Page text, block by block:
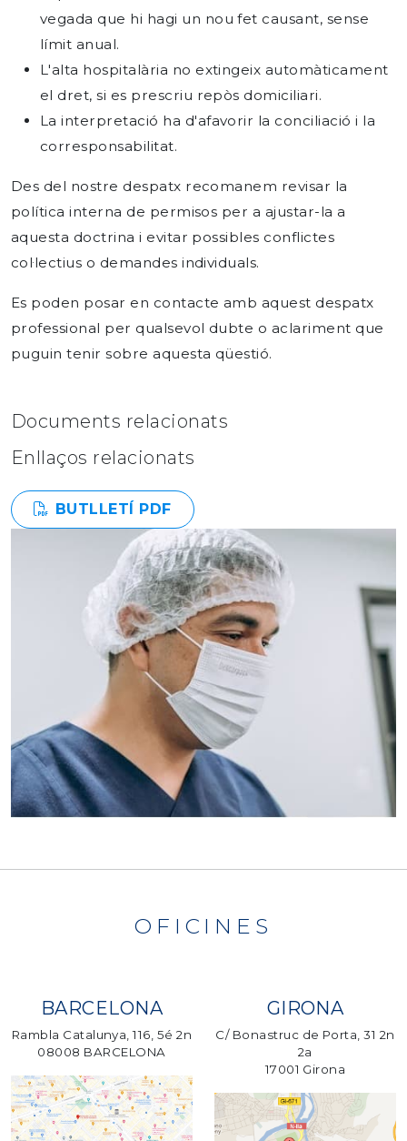
vegada que hi hagi un nou fet causant, sense
límit anual.
L'alta hospitalària no extingeix automàticament
el dret, si es prescriu repòs domiciliari.
La interpretació ha d'afavorir la conciliació i la
corresponsabilitat.
Des del nostre despatx recomanem revisar la
política interna de permisos per a ajustar-la a
aquesta doctrina i evitar possibles conflictes
col·lectius o demandes individuals.
Es poden posar en contacte amb aquest despatx
professional per qualsevol dubte o aclariment que
puguin tenir sobre aquesta qüestió.
Documents relacionats
Enllaços relacionats
BUTLLETÍ PDF
OFICINES
BARCELONA
Rambla Catalunya, 116, 5é 2n
08008 BARCELONA
GIRONA
C/ Bonastruc de Porta, 31 2n
2a
17001 Girona